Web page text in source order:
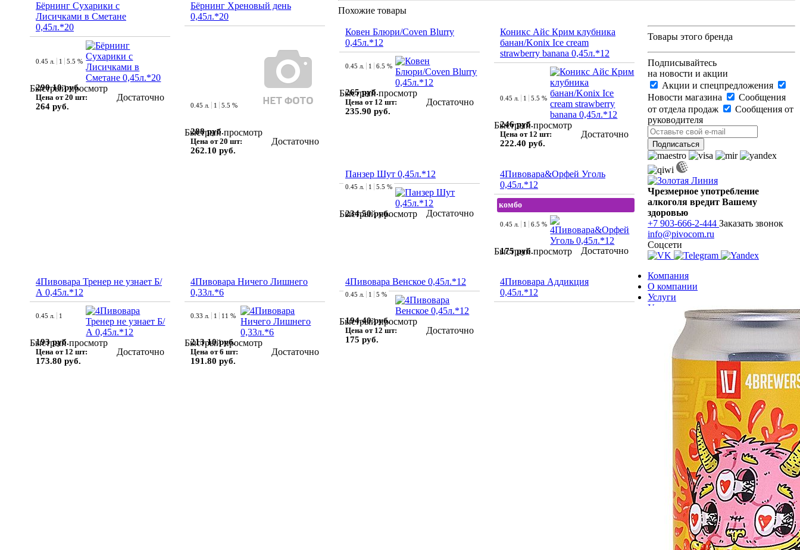
Бёрнинг Сухарики с
Лисичками в Сметане
0,45л.*20
Быстрый просмотр
0.45 л. 1 5.5 %
290.10 руб.
Цена от 20 шт:
264 руб.
Достаточно
Бёрнинг Хреновый день
0,45л.*20
Быстрый просмотр
0.45 л. 1 5.5 %
288 руб.
Цена от 20 шт:
262.10 руб.
Достаточно
Похожие товары
Ковен Блюри/Coven Blurry
0,45л.*12
Быстрый просмотр
0.45 л. 1 6.5 %
265 руб.
Цена от 12 шт:
235.90 руб.
Достаточно
Коникс Айс Крим клубника
банан/Konix Ice cream
strawberry banana 0,45л.*12
Быстрый просмотр
0.45 л. 1 5.5 %
246 руб.
Цена от 12 шт:
222.40 руб.
Достаточно
Панзер Шут 0,45л.*12
Быстрый просмотр
0.45 л. 1 5.5 %
234.50 руб. Достаточно
Товары этого бренда
4Пивовара&Орфей Уголь
0,45л.*12
комбо
Быстрый просмотр
0.45 л. 1 6.5 %
175 руб. Достаточно
4Пивовара Тренер не узнает Б/
А 0,45л.*12
Быстрый просмотр
0.45 л. 1
193 руб.
Цена от 12 шт:
173.80 руб.
Достаточно
4Пивовара Ничего Лишнего
0,33л.*6
Быстрый просмотр
0.33 л. 1 11 %
213.10 руб.
Цена от 6 шт:
191.80 руб.
Достаточно
4Пивовара Венское 0,45л.*12
Быстрый просмотр
0.45 л. 1 5 %
194.40 руб.
Цена от 12 шт:
175 руб.
Достаточно
4Пивовара Аддикция
0,45л.*12
Подписывайтесь
на новости и акции
Акции и спецпредложения
Новости магазина
Сообщения
от отдела продаж
Сообщения от
руководителя
Чрезмерное употребление
алкоголя вредит Вашему
здоровью
+7 903-666-2-444 Заказать звонок
info@pivocom.ru
Соцсети
Компания
О компании
Услуги
Условия оплаты
Сотрудники
Вакансии
Информация
Акции
Статьи
Вопрос-ответ
Заключение договора на сайте
Пункт самовывоза:
Московская область,
г. Долгопрудный, мкр. Хлебниково,
пр. Цветочный, д.6, стр.1
график работы:
понедельник - пятница
с 13.00- до 16.00
2022-2026 © pivokom.ru
Компания "Золотая Линия" не
нарушает Федеральный закон от
22.11.1995 N 171-ФЗ "О